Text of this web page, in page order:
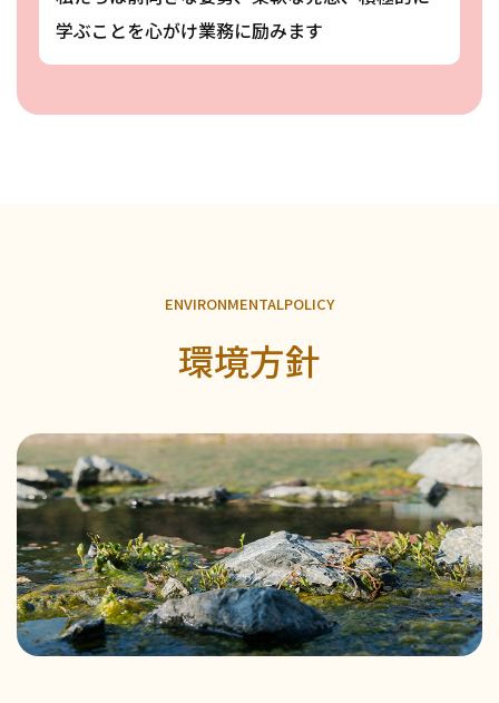
学ぶことを心がけ業務に励みます
ENVIRONMENTALPOLICY
環境方針